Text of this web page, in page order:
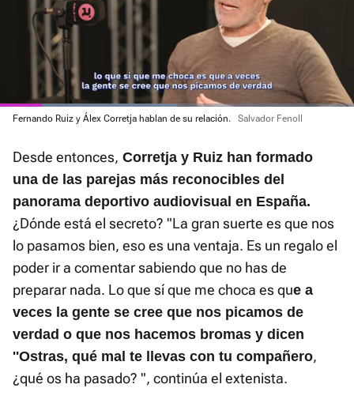
Current
Time
0:16 / Duration
2:11
Loaded
Fernando Ruiz y Álex Corretja hablan de su relación. Salvador Fenoll
Desde entonces, Corretja y Ruiz han formado
una de las parejas más reconocibles del
panorama deportivo audiovisual en España.
¿Dónde está el secreto? "La gran suerte es que nos
lo pasamos bien, eso es una ventaja. Es un regalo el
poder ir a comentar sabiendo que no has de
preparar nada. Lo que sí que me choca es que a
veces la gente se cree que nos picamos de
verdad o que nos hacemos bromas y dicen
''Ostras, qué mal te llevas con tu compañero,
¿qué os ha pasado? ", continúa el extenista.